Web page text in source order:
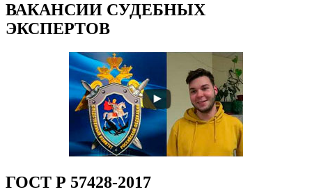
ВАКАНСИИ СУДЕБНЫХ
ЭКСПЕРТОВ
ГОСТ Р 57428-2017